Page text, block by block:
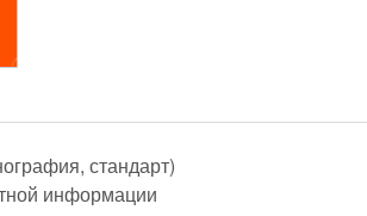
стандарт)
информации